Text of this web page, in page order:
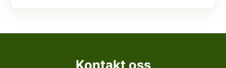
Kontakt oss